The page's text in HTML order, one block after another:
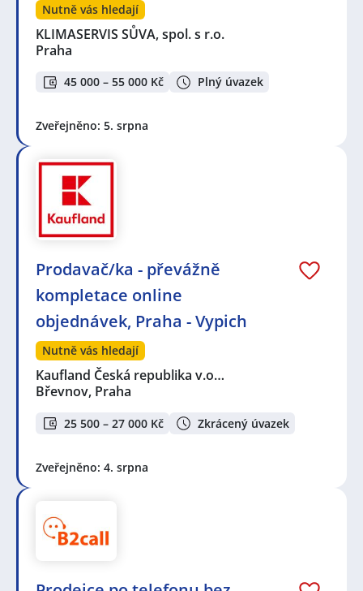
Nutně vás hledají
KLIMASERVIS SŮVA, spol. s r.o.
Praha
45 000 – 55 000 Kč Plný úvazek
Zveřejněno: 5. srpna
Prodavač/ka - převážně
kompletace online
objednávek, Praha - Vypich
Nutně vás hledají
Kaufland Česká republika v.o…
Břevnov, Praha
25 500 – 27 000 Kč Zkrácený úvazek
Zveřejněno: 4. srpna